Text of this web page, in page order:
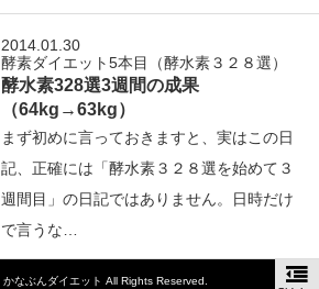
2014.01.30
酵素ダイエット5本目（酵水素３２８選）
酵水素328選3週間の成果
（64kg→63kg）
まず初めに言っておきますと、実はこの日
記、正確には「酵水素３２８選を始めて３
週間目」の日記ではありません。日時だけ
で言うな…
かなぶんダイエット All Rights Reserved.